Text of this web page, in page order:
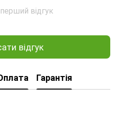
відгук
відгук
Гарантія